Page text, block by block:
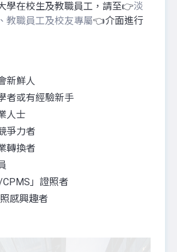
學在校生及教職員工，請至👉淡
教職員工及校友專屬👈介面進行
新鮮人
者或有經驗新手
人士
爭力者
轉換者
」證照者
感興趣者